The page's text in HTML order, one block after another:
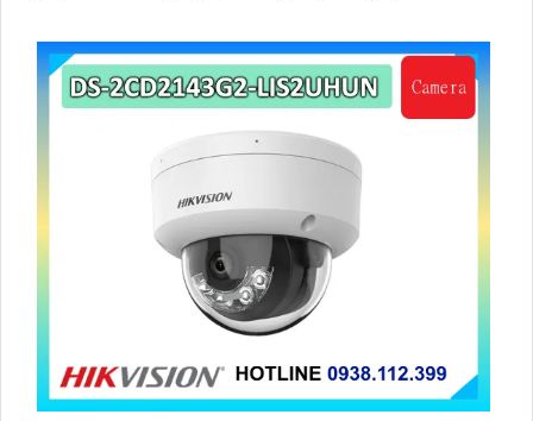
ban đêm bằng hồng ngoại 30m